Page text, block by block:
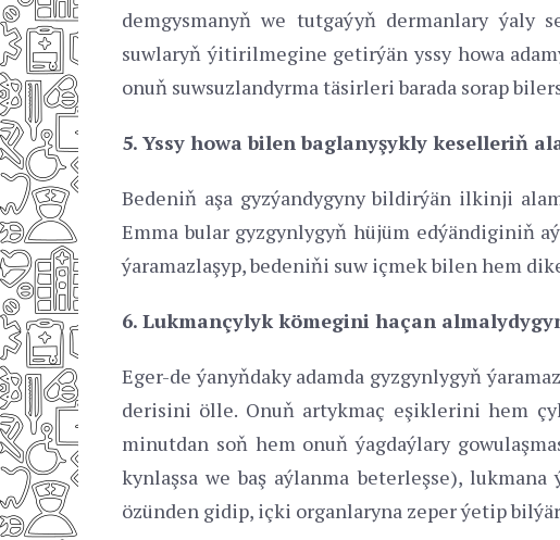
demgysmanyň we tutgaýyň dermanlary ýaly
suwlaryň ýitirilmegine getirýän yssy howa
onuň suwsuzlandyrma täsirleri barada sorap
5. Yssy howa bilen baglanyşykly keselleriň
Bedeniň aşa gyzýandygyny bildirýän ilkinji
Emma bular gyzgynlygyň hüjüm edýändiginiň
ýaramazlaşyp, bedeniňi suw içmek bilen hem
6. Lukmançylyk kömegini haçan
Eger-de ýanyňdaky adamda gyzgynlygyň
derisini ölle. Onuň artykmaç eşiklerini hem
minutdan soň hem onuň ýagdaýlary
kynlaşsa we baş aýlanma beterleşse),
özünden gidip, içki organlaryna zeper ýetip